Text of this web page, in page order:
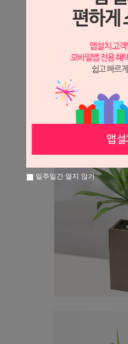
일주일간 열지 않기